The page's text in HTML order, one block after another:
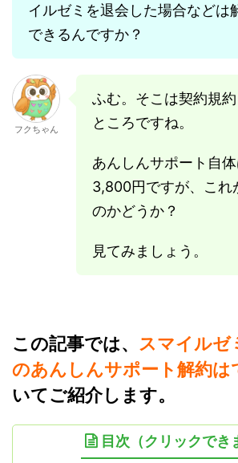
イルゼミを退会した場合などは
できるんですか？
フクちゃん
ふむ。そこは契約規
ところですね。
あんしんサポート自
3,800円ですが、これ
のかどうか？
見てみましょう。
この記事では、 スマイルゼ
のあんしんサポート解約は
いてご紹介します。
目次（クリックでき